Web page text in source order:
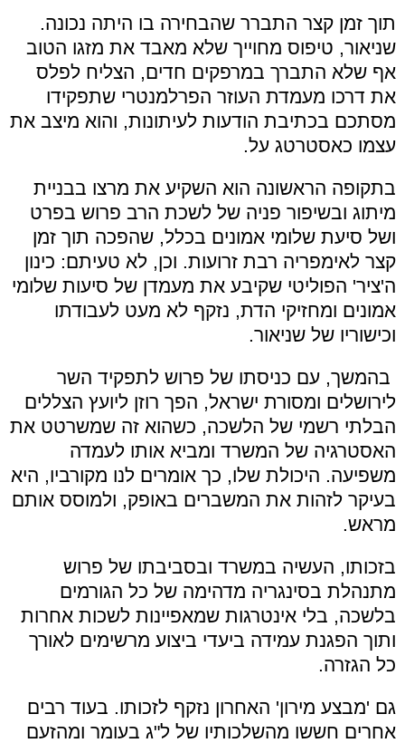
תוך זמן קצר התברר שהבחירה בו היתה נכונה.
שניאור, טיפוס מחוייך שלא מאבד את מזגו הטוב
אף שלא התברך במרפקים חדים, הצליח לפלס
את דרכו מעמדת העוזר הפרלמנטרי שתפקידו
מסתכם בכתיבת הודעות לעיתונות, והוא מיצב את
עצמו כאסטרטג על.
בתקופה הראשונה הוא השקיע את מרצו בבניית
מיתוג ובשיפור פניה של לשכת הרב פרוש בפרט
ושל סיעת שלומי אמונים בכלל, שהפכה תוך זמן
קצר לאימפריה רבת זרועות. וכן, לא טעיתם: כינון
ה'ציר' הפוליטי שקיבע את מעמדן של סיעות שלומי
אמונים ומחזיקי הדת, נזקף לא מעט לעבודתו
וכישוריו של שניאור.
בהמשך, עם כניסתו של פרוש לתפקיד השר
לירושלים ומסורת ישראל, הפך רוזן ליועץ הצללים
הבלתי רשמי של הלשכה, כשהוא זה שמשרטט את
האסטרגיה של המשרד ומביא אותו לעמדה
משפיעה. היכולת שלו, כך אומרים לנו מקורביו, היא
בעיקר לזהות את המשברים באופק, ולמוסס אותם
מראש.
בזכותו, העשיה במשרד ובסביבתו של פרוש
מתנהלת בסינגריה מדהימה של כל הגורמים
בלשכה, בלי אינטרגות שמאפיינות לשכות אחרות
ותוך הפגנת עמידה ביעדי ביצוע מרשימים לאורך
כל הגזרה.
גם 'מבצע מירון' האחרון נזקף לזכותו. בעוד רבים
אחרים חששו מהשלכותיו של ל"ג בעומר ומהזעם